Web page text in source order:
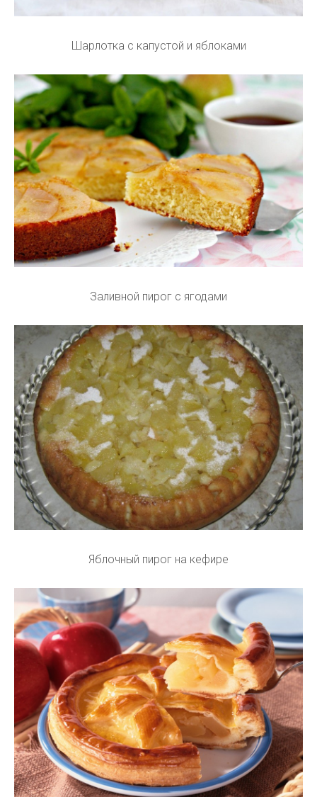
Шарлотка с капустой и яблоками
Заливной пирог с ягодами
Яблочный пирог на кефире